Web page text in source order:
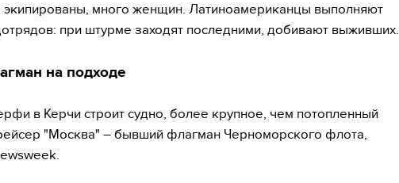
много женщин. Латиноамериканцы выполняют
при штурме заходят последними, добивают выживших.
на подходе
в Керчи строит судно, более крупное, чем потопленный
"Москва" – бывший флагман Черноморского флота,